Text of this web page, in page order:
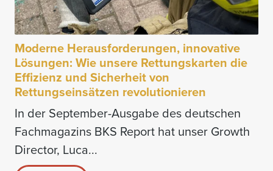
Moderne Herausforderungen, innovative
Lösungen: Wie unsere Rettungskarten die
Effizienz und Sicherheit von
Rettungseinsätzen revolutionieren
In der September-Ausgabe des deutschen
Fachmagazins BKS Report hat unser Growth
Director, Luca...